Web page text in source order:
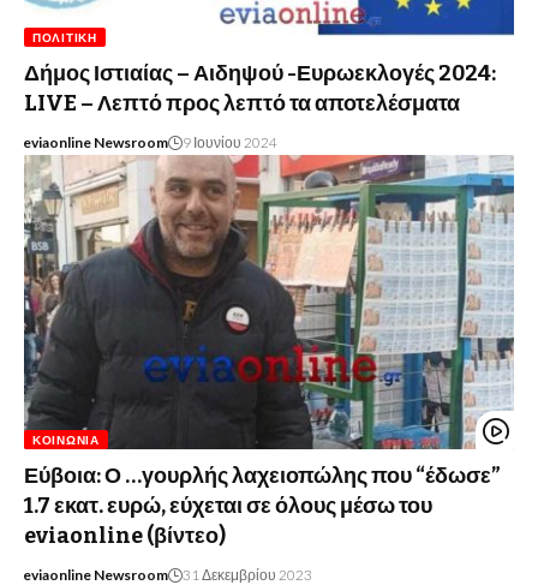
ΠΟΛΙΤΙΚΉ
Δήμος Ιστιαίας – Αιδηψού -Ευρωεκλογές 2024:
LIVE – Λεπτό προς λεπτό τα αποτελέσματα
eviaonline Newsroom 9 Ιουνίου 2024
ΚΟΙΝΩΝΊΑ
Εύβοια: Ο …γουρλής λαχειοπώλης που “έδωσε”
1.7 εκατ. ευρώ, εύχεται σε όλους μέσω του
eviaonline (βίντεο)
eviaonline Newsroom 31 Δεκεμβρίου 2023